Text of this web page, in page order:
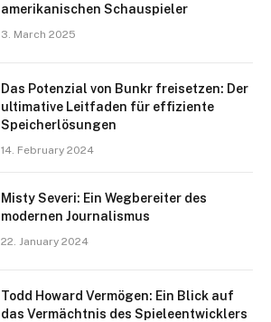
amerikanischen Schauspieler
3. March 2025
Das Potenzial von Bunkr freisetzen: Der
ultimative Leitfaden für effiziente
Speicherlösungen
14. February 2024
Misty Severi: Ein Wegbereiter des
modernen Journalismus
22. January 2024
Todd Howard Vermögen: Ein Blick auf
das Vermächtnis des Spieleentwicklers